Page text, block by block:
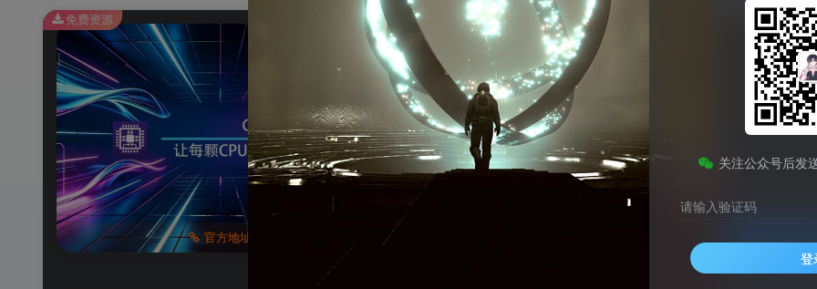
官方地址
CPU-Z Windows微星游戏定制版
此内容为免费资源，请登录后查看
0
技术支持 安装调试
免费资源
关注公众号后发
请输入验证码
登